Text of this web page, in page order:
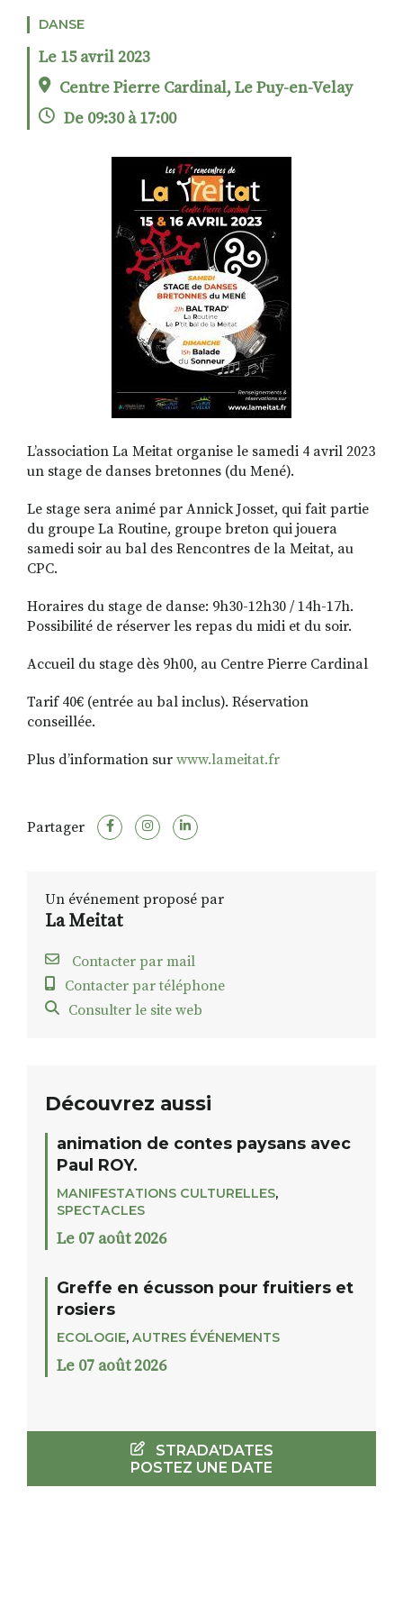
S'INSCRIRE À LA NEWSLETTER
FACEBOOK
DANSE
Le 15 avril 2023
Centre Pierre Cardinal, Le Puy-en-Velay
De 09:30 à 17:00
L’association La Meitat organise le samedi 4 avril 2023
un stage de danses bretonnes (du Mené).
Le stage sera animé par Annick Josset, qui fait partie
du groupe La Routine, groupe breton qui jouera
samedi soir au bal des Rencontres de la Meitat, au
CPC.
Horaires du stage de danse: 9h30-12h30 / 14h-17h.
Possibilité de réserver les repas du midi et du soir.
Accueil du stage dès 9h00, au Centre Pierre Cardinal
Tarif 40€ (entrée au bal inclus). Réservation
conseillée.
Plus d’information sur www.lameitat.fr
Partager
Un événement proposé par
La Meitat
Contacter par mail
Contacter par téléphone
Consulter le site web
Découvrez aussi
animation de contes paysans avec
Paul ROY.
MANIFESTATIONS CULTURELLES,
SPECTACLES
Le 07 août 2026
Greffe en écusson pour fruitiers et
rosiers
ECOLOGIE, AUTRES ÉVÉNEMENTS
Le 07 août 2026
STRADA'DATES
POSTEZ UNE DATE